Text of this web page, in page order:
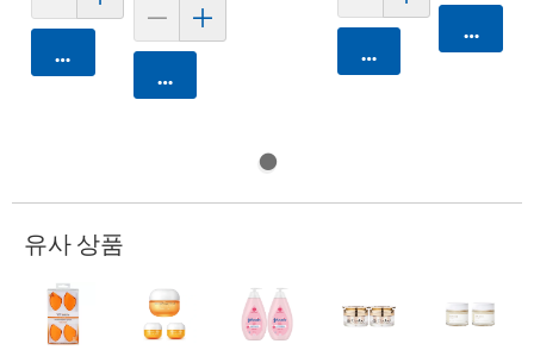
카트에 담기
카트에 담기
카트에 담기
카트에
유사 상품